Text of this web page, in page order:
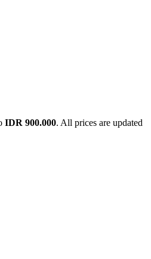
IDR 900.000. All prices are updated